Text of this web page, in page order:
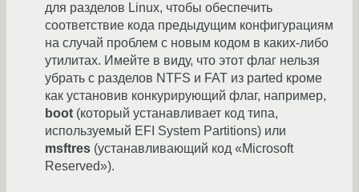
для разделов Linux, чтобы обеспечить
соответствие кода предыдущим конфигурациям
на случай проблем с новым кодом в каких-либо
утилитах. Имейте в виду, что этот флаг нельзя
убрать с разделов NTFS и FAT из parted кроме
как установив конкурирующий флаг, например,
boot (который устанавливает код типа,
используемый EFI System Partitions) или
msftres (устанавливающий код «Microsoft
Reserved»).